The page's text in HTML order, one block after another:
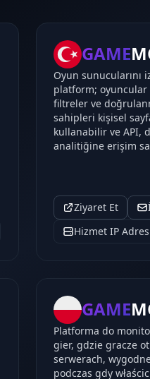
GAME
Oyun sunucularını
platform; oyuncular
filtreler ve
sahipleri kişisel
kullanabilir ve API,
analitiğine erişim
Ziyaret Et
Hizmet IP
GAME
Platforma do
gier, gdzie gracze
serwerach,
podczas gdy